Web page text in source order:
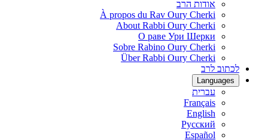
אודות הרב
À propos du Rav Oury Cherki
About Rabbi Oury Cherki
О раве Ури Шерки
Sobre Rabino Oury Cherki
Über Rabbi Oury Cherki
לכתוב לרב
Languages
עברית
Français
English
Русский
Español